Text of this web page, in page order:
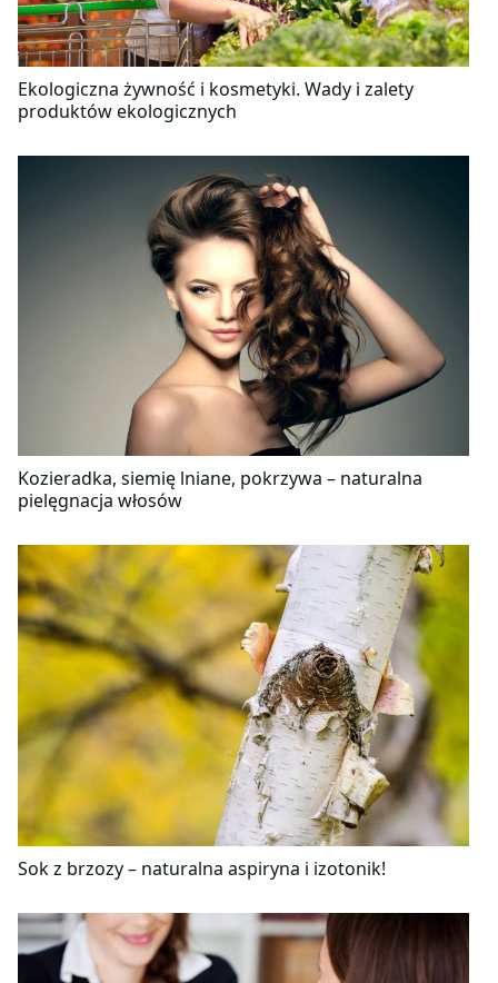
Ekologiczna żywność i kosmetyki. Wady i zalety
produktów ekologicznych
Kozieradka, siemię lniane, pokrzywa – naturalna
pielęgnacja włosów
Sok z brzozy – naturalna aspiryna i izotonik!